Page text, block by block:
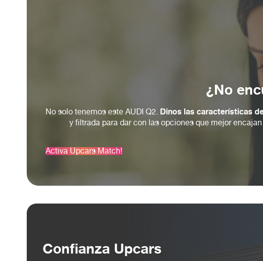
¿No
No solo tenemos este AUDI Q2. Dinos las características
y filtrada para dar con las opciones que mejor
Activa Upcars Match!
Confianza Upcars